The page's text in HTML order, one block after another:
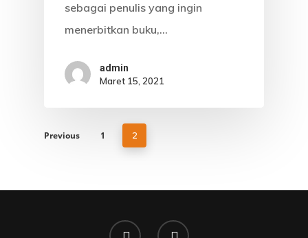
sebagai penulis yang ingin
menerbitkan buku,…
admin
Maret 15, 2021
Previous 1 2